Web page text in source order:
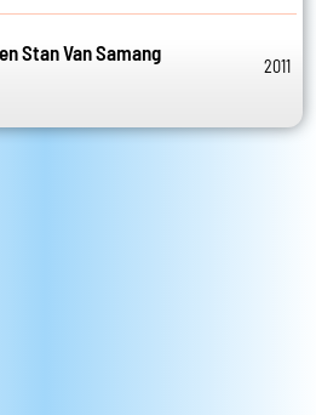
Stan Van Samang
2011